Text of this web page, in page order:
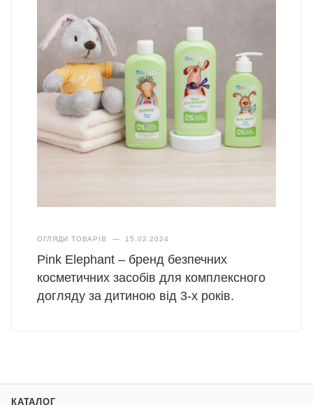
ОГЛЯДИ ТОВАРІВ — 15.02.2024
Pink Elephant – бренд безпечних
косметичних засобів для комплексного
догляду за дитиною від 3-х років.
КАТАЛОГ